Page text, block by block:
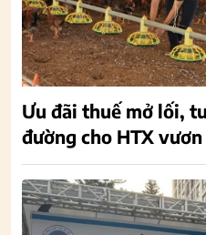
Ưu đãi thuế mở lối,
đường cho HTX vươn